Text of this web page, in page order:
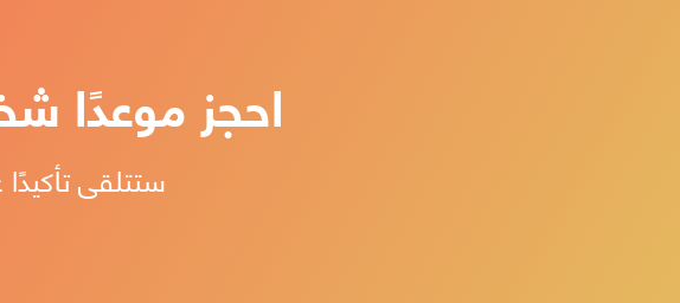
احجز موعدًا
ستتلقى